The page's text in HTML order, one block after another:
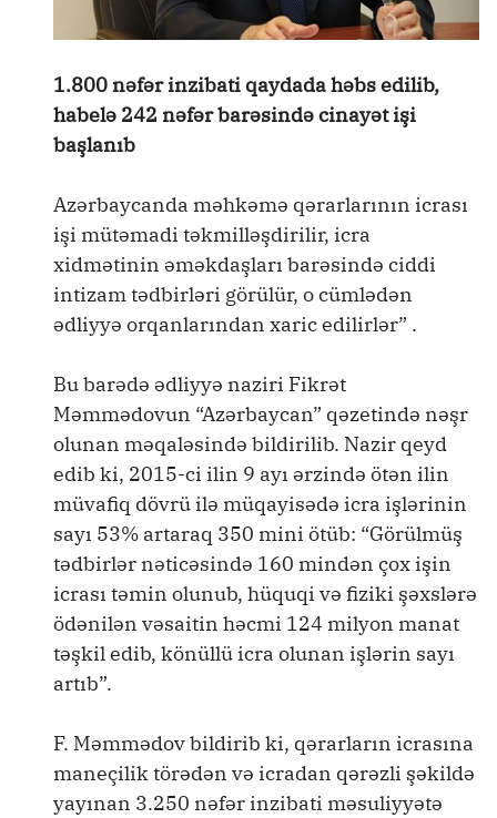
1.800 nəfər inzibati qaydada həbs edilib,
habelə 242 nəfər barəsində cinayət işi
başlanıb
Azərbaycanda məhkəmə qərarlarının icrası
işi mütəmadi təkmilləşdirilir, icra
xidmətinin əməkdaşları barəsində ciddi
intizam tədbirləri görülür, o cümlədən
ədliyyə orqanlarından xaric edilirlər” .
Bu barədə ədliyyə naziri Fikrət
Məmmədovun “Azərbaycan” qəzetində nəşr
olunan məqaləsində bildirilib. Nazir qeyd
edib ki, 2015-ci ilin 9 ayı ərzində ötən ilin
müvafiq dövrü ilə müqayisədə icra işlərinin
sayı 53% artaraq 350 mini ötüb: “Görülmüş
tədbirlər nəticəsində 160 mindən çox işin
icrası təmin olunub, hüquqi və fiziki şəxslərə
ödənilən vəsaitin həcmi 124 milyon manat
təşkil edib, könüllü icra olunan işlərin sayı
artıb”.
F. Məmmədov bildirib ki, qərarların icrasına
maneçilik törədən və icradan qərəzli şəkildə
yayınan 3.250 nəfər inzibati məsuliyyətə